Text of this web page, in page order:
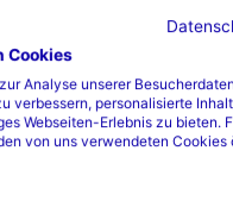
bei maximal 30
verwenden
trocknen
sie ihr land und ihre
Land
Cookies
Analyse unserer
verbessern, personalisierte
Webseiten-Erlebnis zu bieten.
von uns verwendeten Cookies